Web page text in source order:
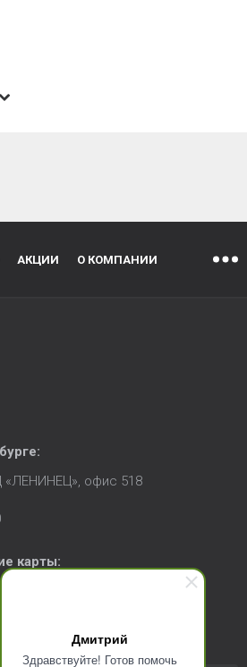
Дмитрий
Здравствуйте! Готов помочь
АКЦИИ О КОМПАНИИ
:
«ЛЕНИНЕЦ», офис 518
карты: